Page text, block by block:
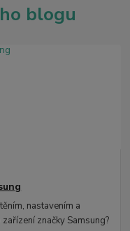
blogu
nastavením a
značky Samsung?